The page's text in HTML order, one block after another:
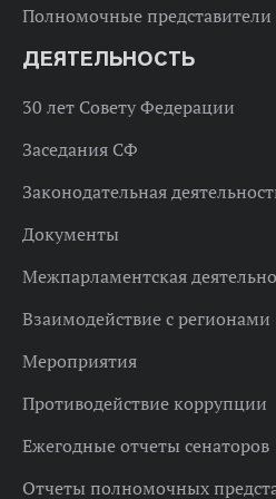
Полномочные
ДЕЯТЕЛЬНОСТЬ
30 лет Совету Федерации
Заседания СФ
Законодательная
Документы
Межпарламентская
Взаимодействие с регионами
Мероприятия
Противодействие коррупции
Ежегодные отчеты сенаторов
Отчеты полномочных